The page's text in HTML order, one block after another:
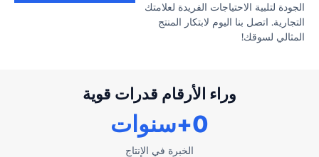
الجودة لتلبية الاحتياجات الفريدة لعلامتك
التجارية. اتصل بنا اليوم لابتكار المنتج
المثالي لسوقك!
وراء الأرقام قدرات قوية
الخبرة في الإنتاج
0+سنوات